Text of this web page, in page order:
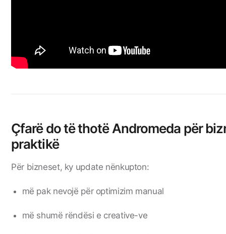
Çfarë do të thotë Andromeda për
praktikë
Për bizneset, ky update nënkupton:
më pak nevojë për optimizim manual
më shumë rëndësi e creative-ve